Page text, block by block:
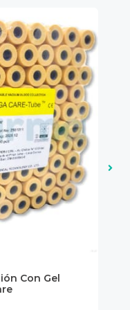
Con Gel